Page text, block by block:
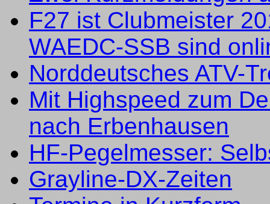
F27 ist Clubmeister
WAEDC-SSB sind
Norddeutsches ATV-
Mit Highspeed zum
nach Erbenhausen
HF-Pegelmesser:
Grayline-DX-Zeiten